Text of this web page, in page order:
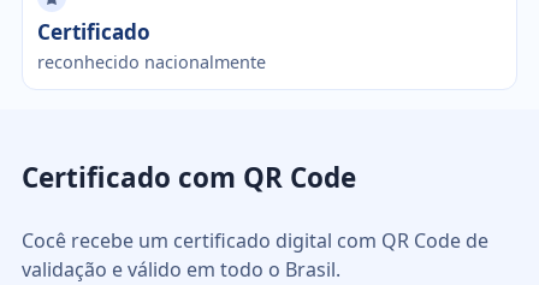
Certificado
reconhecido nacionalmente
Certificado com QR Code
Cocê recebe um certificado digital com QR Code de
validação e válido em todo o Brasil.